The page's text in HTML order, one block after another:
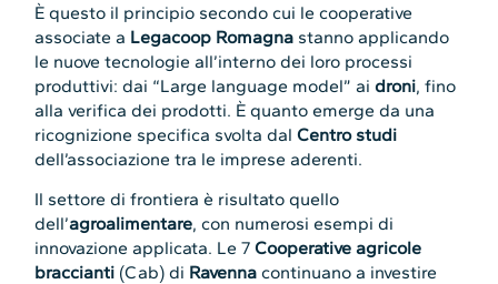
È questo il principio secondo cui le cooperative
associate a Legacoop Romagna stanno applicando
le nuove tecnologie all’interno dei loro processi
produttivi: dai “Large language model” aidroni, fino
alla verifica dei prodotti. È quanto emerge da una
ricognizione specifica svolta dalCentro studi
dell’associazione tra le imprese aderenti.
Il settore di frontiera è risultato quello
dell’agroalimentare, con numerosi esempi di
innovazione applicata. Le 7Cooperative agricole
braccianti (Cab) di Ravenna continuano a investire